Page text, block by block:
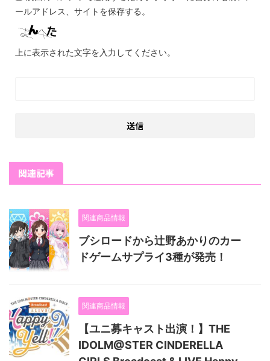
ールアドレス、サイトを保存する。
上に表示された文字を入力してください。
関連記事
関連商品情報
ブシロードから辻野あかりのカー
ドゲームサプライ3種が発売！
関連商品情報
【ユニ募キャスト出演！】THE
IDOLM@STER CINDERELLA